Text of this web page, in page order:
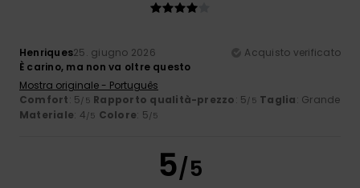
Henriques25. giugno 2026
Acquisto verificato
È carino, ma non va oltre questo
Mostra originale - Português
Comfort: 5/5 Rapporto qualità-prezzo: 5/5 Taglia: Grande
Materiale: 4/5 Colore: 5/5
5/5